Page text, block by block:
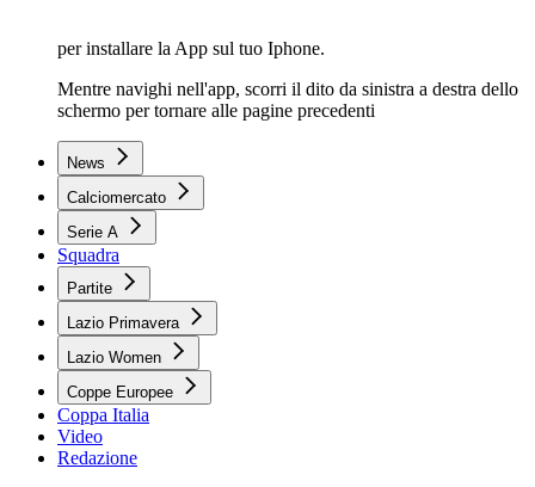
per installare la App sul tuo Iphone.
Mentre navighi nell'app, scorri il dito da sinistra a destra dello
schermo per tornare alle pagine precedenti
News
Calciomercato
Serie A
Squadra
Partite
Lazio Primavera
Lazio Women
Coppe Europee
Coppa Italia
Video
Redazione